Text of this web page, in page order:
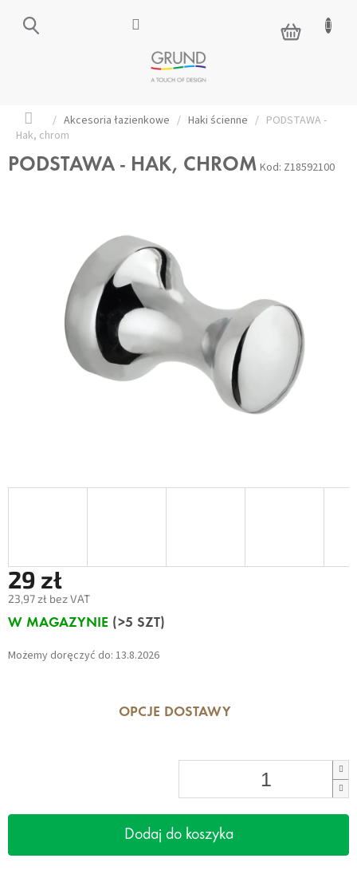
KOSZYK
Home
/ Akcesoria łazienkowe / Haki ścienne / PODSTAWA -
Hak, chrom
PODSTAWA - HAK, CHROM Kod: Z18592100
29 zł
23,97 zł bez VAT
Cena
W MAGAZYNIE (>5 SZT)
Możemy doręczyć do: 13.8.2026
OPCJE DOSTAWY
Dodaj do koszyka